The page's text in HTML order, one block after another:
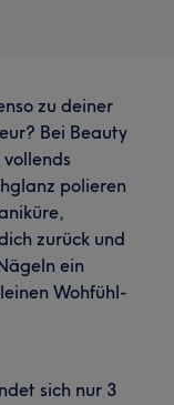
zu deiner
Bei Beauty
polieren
zurück und
ein
Wohfühl-
sich nur 3